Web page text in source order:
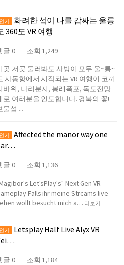
인기
화려한 섬이 나를 감싸는 울릉
360도 VR 여행
글 0 조회 1,249
곳 저곳 둘러봐도 사방이 모두 울~릉~
사동항에서 시작되는 VR 여행이 코끼
바위, 나리분지, 봉래폭포, 독도전망
로 여러분을 인도합니다. 경북의 꽃!
물섬 ...
인기
Affected the manor way one
글 0 조회 1,136
Let'sPlay's" Next Gen VR
Falls ihr meine Streams live
wollt besucht mich a… 더보기
인기
Letsplay Half Live Alyx VR
글 0 조회 1,184